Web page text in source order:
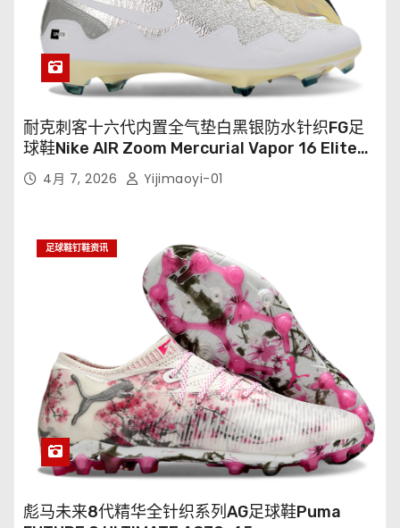
耐克刺客十六代内置全气垫白黑银防水针织FG足
球鞋Nike AIR Zoom Mercurial Vapor 16 Elite
XXV FG35-45
4月 7, 2026 Yijimaoyi-01
足球鞋钉鞋资讯
彪马未来8代精华全针织系列AG足球鞋Puma